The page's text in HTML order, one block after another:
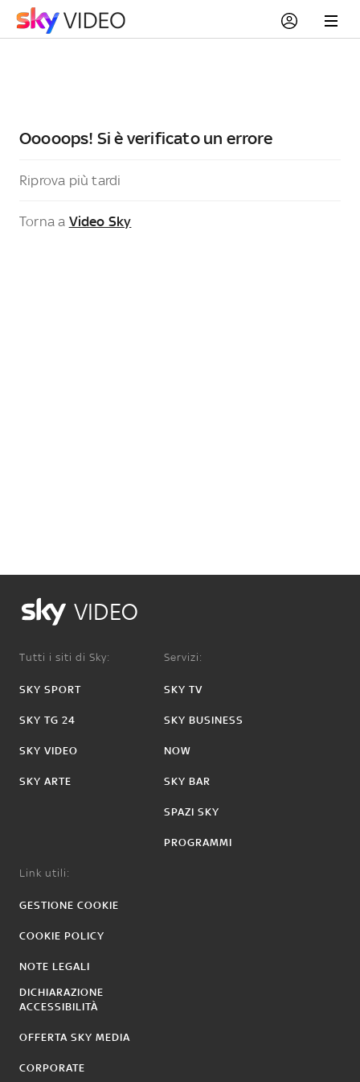
Ooooops! Si è verificato un errore
Riprova più tardi
Torna a Video Sky
VIDEO
Tutti i siti di Sky:
SKY SPORT
SKY TG 24
SKY VIDEO
SKY ARTE
Servizi:
SKY TV
SKY BUSINESS
NOW
SKY BAR
SPAZI SKY
PROGRAMMI
Link utili:
GESTIONE COOKIE
COOKIE POLICY
NOTE LEGALI
DICHIARAZIONE
ACCESSIBILITÀ
OFFERTA SKY MEDIA
CORPORATE